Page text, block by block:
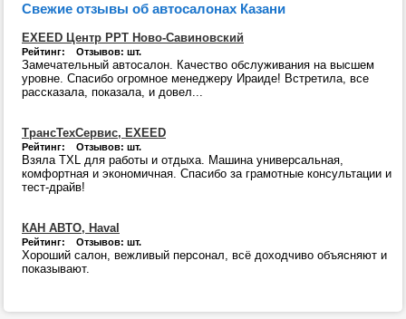
Свежие отзывы об автосалонах Казани
EXEED Центр РРТ Ново-Савиновский
Рейтинг: Отзывов: шт.
Замечательный автосалон. Качество обслуживания на высшем
уровне. Спасибо огромное менеджеру Ираиде! Встретила, все
рассказала, показала, и довел...
ТрансТехСервис, EXEED
Рейтинг: Отзывов: шт.
Взяла TXL для работы и отдыха. Машина универсальная,
комфортная и экономичная. Спасибо за грамотные консультации и
тест-драйв!
КАН АВТО, Haval
Рейтинг: Отзывов: шт.
Хороший салон, вежливый персонал, всё доходчиво объясняют и
показывают.